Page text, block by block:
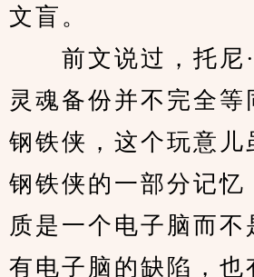
文盲。
前文说过，托尼·
灵魂备份并不完全等
钢铁侠，这个玩意儿
钢铁侠的一部分记忆
质是一个电子脑而不
有电子脑的缺陷，也